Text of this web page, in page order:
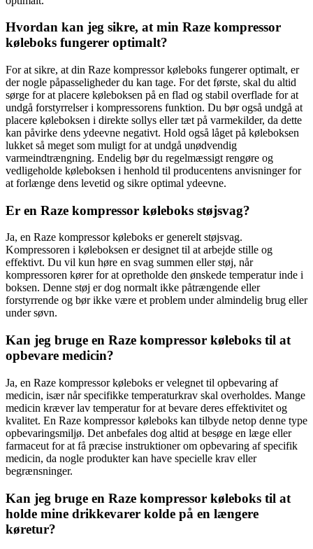
Hvordan kan jeg sikre, at min Raze kompressor
køleboks fungerer optimalt?
For at sikre, at din Raze kompressor køleboks fungerer optimalt, er
der nogle påpasseligheder du kan tage. For det første, skal du altid
sørge for at placere køleboksen på en flad og stabil overflade for at
undgå forstyrrelser i kompressorens funktion. Du bør også undgå at
placere køleboksen i direkte sollys eller tæt på varmekilder, da dette
kan påvirke dens ydeevne negativt. Hold også låget på køleboksen
lukket så meget som muligt for at undgå unødvendig
varmeindtrængning. Endelig bør du regelmæssigt rengøre og
vedligeholde køleboksen i henhold til producentens anvisninger for
at forlænge dens levetid og sikre optimal ydeevne.
Er en Raze kompressor køleboks støjsvag?
Ja, en Raze kompressor køleboks er generelt støjsvag.
Kompressoren i køleboksen er designet til at arbejde stille og
effektivt. Du vil kun høre en svag summen eller støj, når
kompressoren kører for at opretholde den ønskede temperatur inde i
boksen. Denne støj er dog normalt ikke påtrængende eller
forstyrrende og bør ikke være et problem under almindelig brug eller
under søvn.
Kan jeg bruge en Raze kompressor køleboks til at
opbevare medicin?
Ja, en Raze kompressor køleboks er velegnet til opbevaring af
medicin, især når specifikke temperaturkrav skal overholdes. Mange
medicin kræver lav temperatur for at bevare deres effektivitet og
kvalitet. En Raze kompressor køleboks kan tilbyde netop denne type
opbevaringsmiljø. Det anbefales dog altid at besøge en læge eller
farmaceut for at få præcise instruktioner om opbevaring af specifik
medicin, da nogle produkter kan have specielle krav eller
begrænsninger.
Kan jeg bruge en Raze kompressor køleboks til at
holde mine drikkevarer kolde på en længere
køretur?